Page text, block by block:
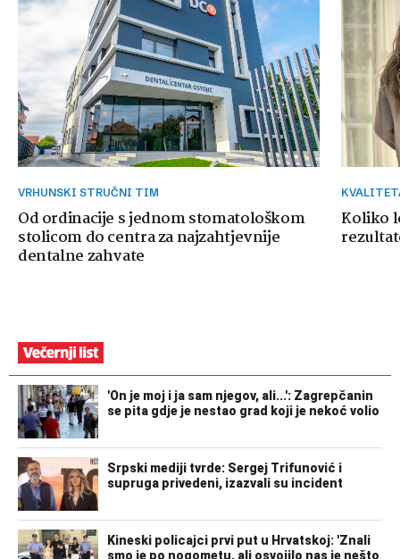
VRHUNSKI STRUČNI TIM
Od ordinacije s jednom stomatološkom
stolicom do centra za najzahtjevnije
dentalne zahvate
Koliko